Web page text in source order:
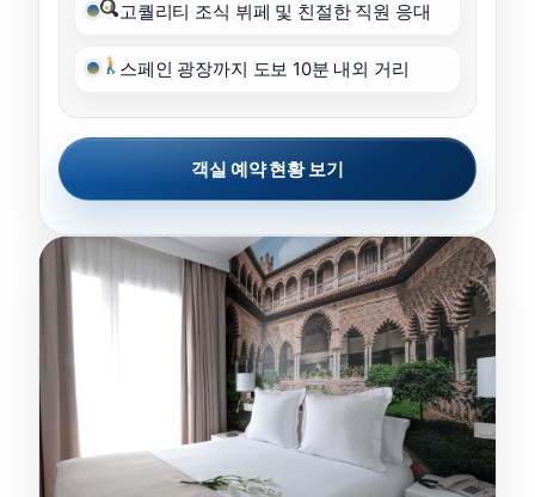
고퀄리티 조식 뷔페 및 친절한 직원 응대
스페인 광장까지 도보 10분 내외 거리
객실 예약 현황 보기